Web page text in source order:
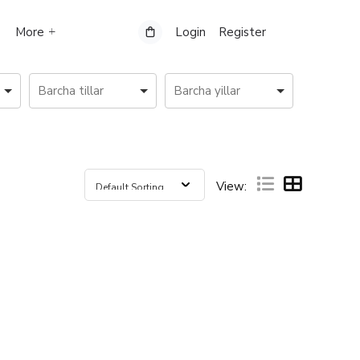
More Login Register
View: